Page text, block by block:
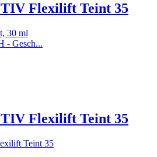
Flexilift Teint 35
30 ml
- Gesch...
Flexilift Teint 35